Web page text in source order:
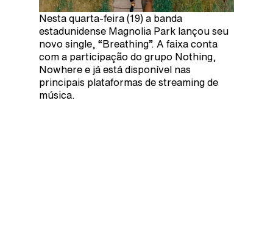
Nesta quarta-feira (19) a banda
estadunidense Magnolia Park lançou seu
novo single, “Breathing”. A faixa conta
com a participação do grupo Nothing,
Nowhere e já está disponível nas
principais plataformas de streaming de
música.